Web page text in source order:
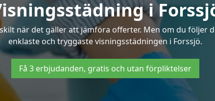
i
när det gäller att jämföra offerter. Men om du följer
enklaste och tryggaste visningsstädningen i Forssjö.
Få 3 erbjudanden, gratis och utan förpliktelser